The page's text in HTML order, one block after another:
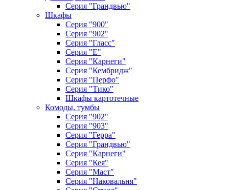
Серия "Грандвью"
Шкафы
Серия "900"
Серия "902"
Серия "Гласс"
Серия "Е"
Серия "Карнеги"
Серия "Кембридж"
Серия "Перфо"
Серия "Тико"
Шкафы картотечные
Комоды, тумбы
Серия "902"
Серия "903"
Серия "Герра"
Серия "Грандвью"
Серия "Карнеги"
Серия "Кея"
Серия "Маст"
Серия "Наковальня"